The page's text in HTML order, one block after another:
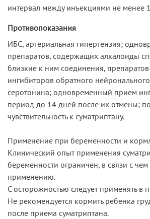
интервал между инъекциями не менее
Противопоказания
ИБС, артериальная гипертензия;
препаратов, содержащих алкалоиды
близкие к ним соединения, препаратов
ингибиторов обратного нейронального
серотонина; одновременный прием
период до 14 дней после их отмены;
чувствительность к суматриптану.
Применение при беременности и
Клинический опыт применения
беременности ограничен, в связи с
применению.
С осторожностью следует применять в
Не рекомендуется кормить ребенка
после приема суматриптана.